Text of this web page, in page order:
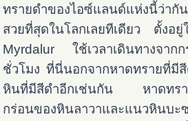
ทรายดำของไอซ์แลนด์แห่งนี้ว่ากั
สวยที่สุดในโลกเลยทีเดียว ตั้ง
Myrdalur ใช้เวลาเดินทางจากก
ชั่วโมง ที่นี่นอกจากหาดทรายที่มี
หินที่มีสีดำอีกเช่นกัน หาดทราย
กร่อนของหินลาวาและแนวหิน